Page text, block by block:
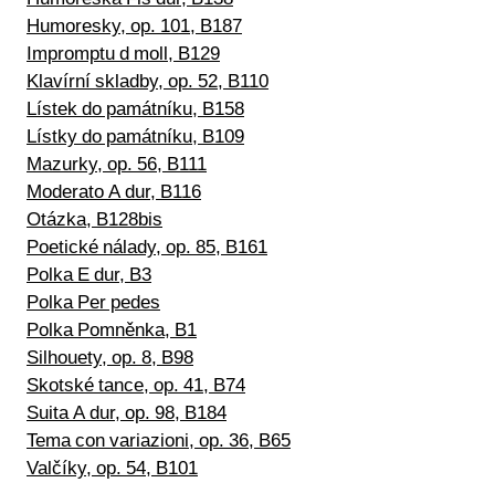
Humoresky, op. 101, B187
Impromptu d moll, B129
Klavírní skladby, op. 52, B110
Lístek do památníku, B158
Lístky do památníku, B109
Mazurky, op. 56, B111
Moderato A dur, B116
Otázka, B128bis
Poetické nálady, op. 85, B161
Polka E dur, B3
Polka Per pedes
Polka Pomněnka, B1
Silhouety, op. 8, B98
Skotské tance, op. 41, B74
Suita A dur, op. 98, B184
Tema con variazioni, op. 36, B65
Valčíky, op. 54, B101